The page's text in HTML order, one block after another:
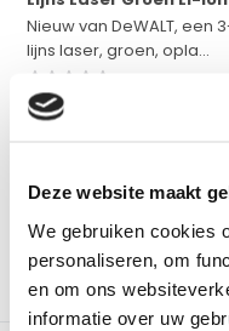
Deze website maakt
We gebruiken cookies
personaliseren, om
en om ons
informatie over uw
Nieuw van DeWALT, een
lijns laser, groen, opla...
Vergelijk
Op voorraad
€ 446,49Incl. btw
Bekijken